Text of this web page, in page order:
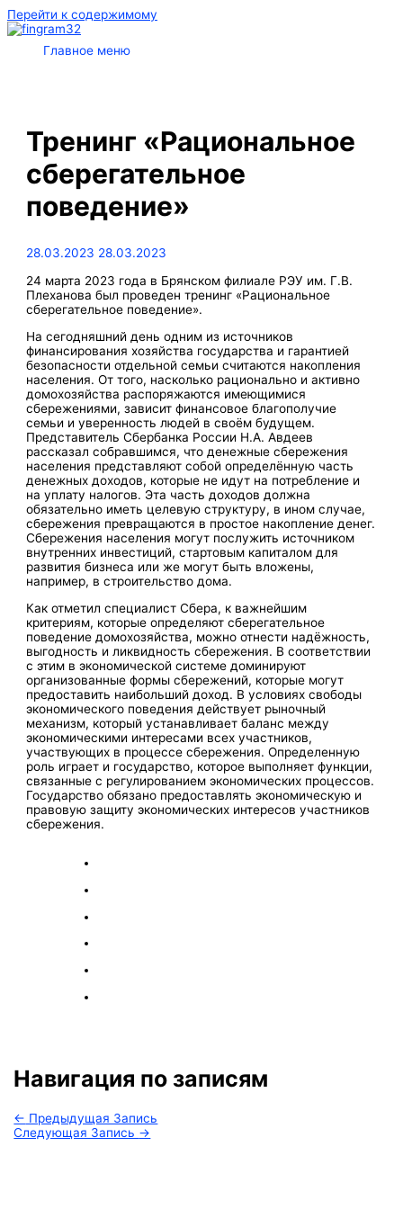
Перейти к содержимому
Главное меню
Тренинг «Рациональное
сберегательное
поведение»
28.03.2023 28.03.2023
24 марта 2023 года в Брянском филиале РЭУ им. Г.В.
Плеханова был проведен тренинг «Рациональное
сберегательное поведение».
На сегодняшний день одним из источников
финансирования хозяйства государства и гарантией
безопасности отдельной семьи считаются накопления
населения. От того, насколько рационально и активно
домохозяйства распоряжаются имеющимися
сбережениями, зависит финансовое благополучие
семьи и уверенность людей в своём будущем.
Представитель Сбербанка России Н.А. Авдеев
рассказал собравшимся, что денежные сбережения
населения представляют собой определённую часть
денежных доходов, которые не идут на потребление и
на уплату налогов. Эта часть доходов должна
обязательно иметь целевую структуру, в ином случае,
сбережения превращаются в простое накопление денег.
Сбережения населения могут послужить источником
внутренних инвестиций, стартовым капиталом для
развития бизнеса или же могут быть вложены,
например, в строительство дома.
Как отметил специалист Сбера, к важнейшим
критериям, которые определяют сберегательное
поведение домохозяйства, можно отнести надёжность,
выгодность и ликвидность сбережения. В соответствии
с этим в экономической системе доминируют
организованные формы сбережений, которые могут
предоставить наибольший доход. В условиях свободы
экономического поведения действует рыночный
механизм, который устанавливает баланс между
экономическими интересами всех участников,
участвующих в процессе сбережения. Определенную
роль играет и государство, которое выполняет функции,
связанные с регулированием экономических процессов.
Государство обязано предоставлять экономическую и
правовую защиту экономических интересов участников
сбережения.
Навигация по записям
← Предыдущая Запись
Следующая Запись →